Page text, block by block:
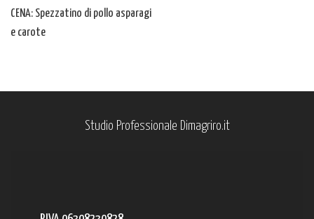
CENA: Spezzatino di pollo asparagi
e carote
Studio Professionale Dimagriro.it